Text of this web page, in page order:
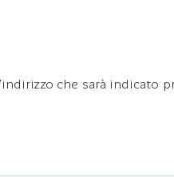
che sarà indicato